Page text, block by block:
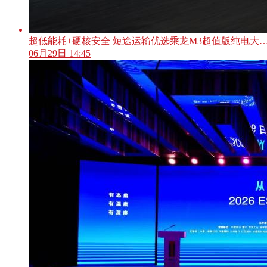
超低能耗+硬核安全 短途运输优选乘龙M3超值版纯电大
06月29日 14:45